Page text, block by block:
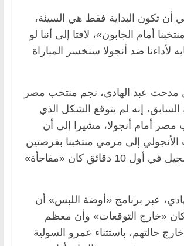
أن تكون البداية فقط هي السيئة،
أمام الجابون»، لافتا إلى أننا لو
لأداءنا ضد أنجولا سنخسر المباراة
مدحت عبد الهادي، نجم منتخب مصر
السابق، إنه لم يتوقع الشكل الذي
أمام أنجولا، مشيرا إلى أن
إلى مرمي منتخبنا بفرصتين
محققتين للتسجيل في أول 10 دقائق كان «مفاجأة»
عبر برنامج «أوضة اللبس» أن
كان «خارج التوقعات» وأن معظم
خارج حالتهم، باستثناء عمرو السولية